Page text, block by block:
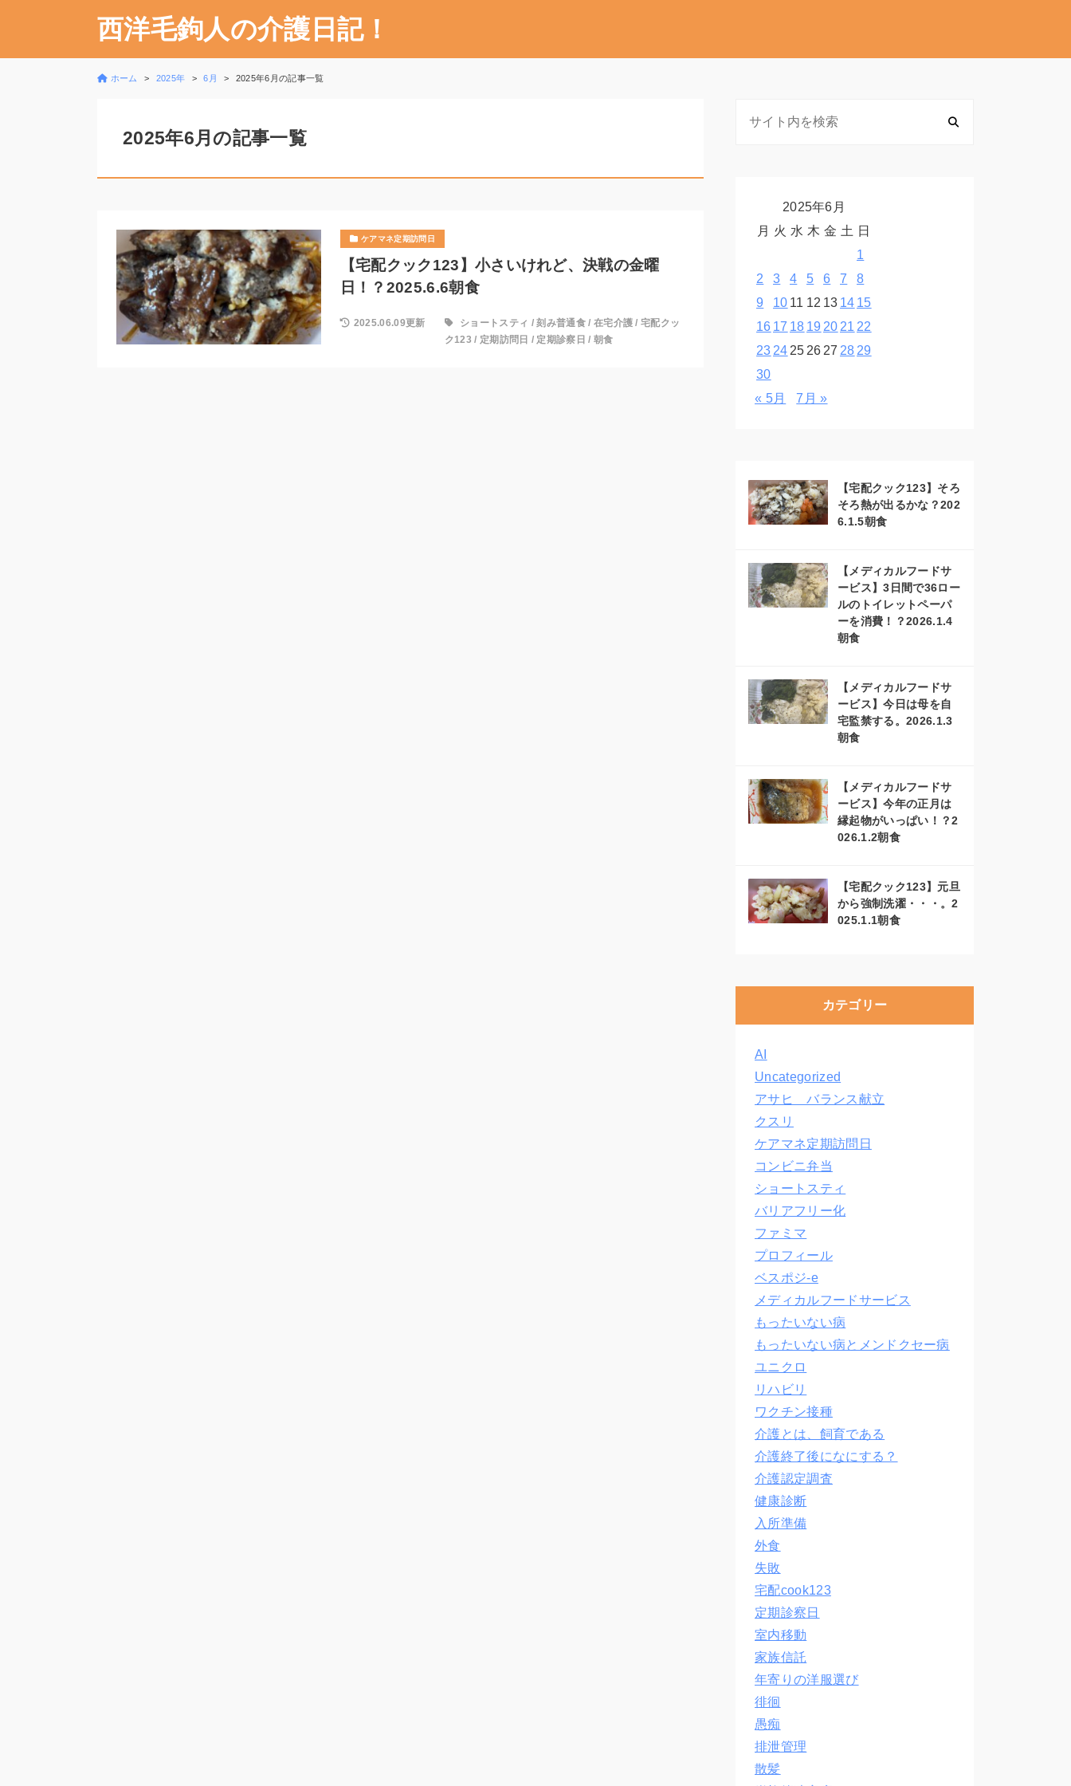
西洋毛鉤人の介護日記！
ホーム 2025年 6月 2025年6月の記事一覧
2025年6月の記事一覧
ケアマネ定期訪問日
【宅配クック123】小さいけれど、決戦の金曜
日！？2025.6.6朝食
2025.06.09更新 ショートスティ /刻み普通食/ 在宅介護 /宅配クッ
ク123 / 定期訪問日 / 定期診察日 /朝食
2025年6月
月 火 水 木 金 土 日
1
2
3 4 5 6 7
8
9
10 11 12 13 14 15
16 17 18 19 20 21 22
23 24 25 26 27 28 29
30
« 5月
7月 »
【宅配クック123】そろ
そろ熱が出るかな？202
6.1.5朝食
【メディカルフードサ
ービス】3日間で36ロー
ルのトイレットペーパ
ーを消費！？2026.1.4
朝食
【メディカルフードサ
ービス】今日は母を自
宅監禁する。2026.1.3
朝食
【メディカルフードサ
ービス】今年の正月は
縁起物がいっぱい！？2
026.1.2朝食
【宅配クック123】元旦
から強制洗濯・・・。2
025.1.1朝食
カテゴリー
AI
Uncategorized
アサヒ バランス献立
クスリ
ケアマネ定期訪問日
コンビニ弁当
ショートスティ
バリアフリー化
ファミマ
プロフィール
ベスポジ-e
メディカルフードサービス
もったいない病
もったいない病とメンドクセー病
ユニクロ
リハビリ
ワクチン接種
介護とは、飼育である
介護終了後になにする？
介護認定調査
健康診断
入所準備
外食
失敗
宅配cook123
定期診察日
室内移動
家族信託
年寄りの洋服選び
徘徊
愚痴
排泄管理
散髪